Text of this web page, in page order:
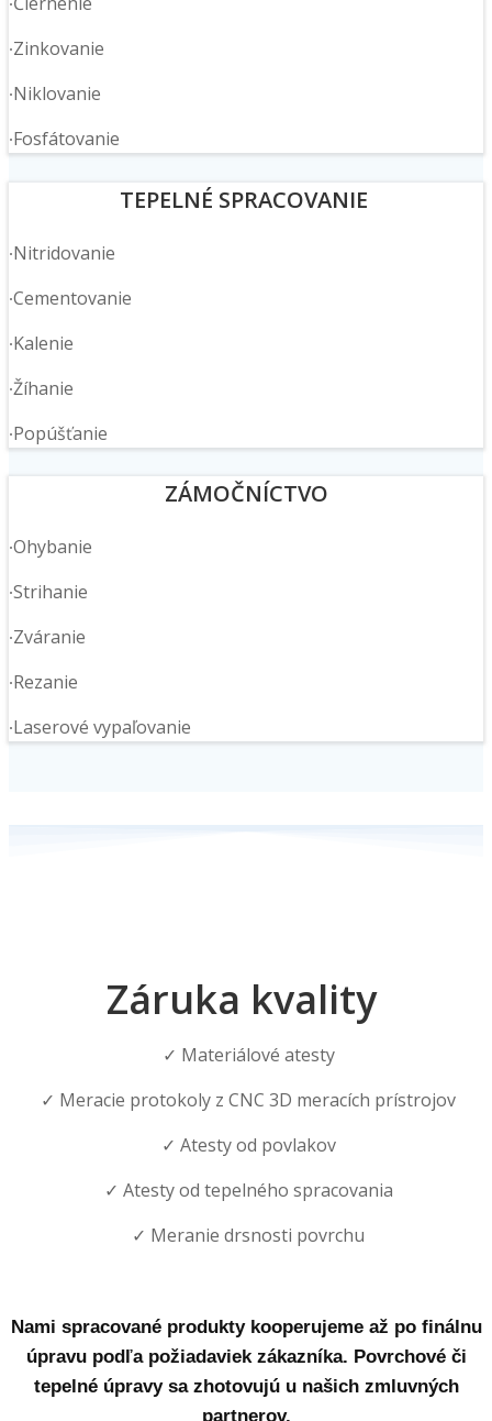
∙Zinkovanie
∙Niklovanie
∙Fosfátovanie
TEPELNÉ SPRACOVANIE
∙Nitridovanie
∙Cementovanie
∙Kalenie
∙Žíhanie
∙Popúšťanie
ZÁMOČNÍCTVO
∙Ohybanie
∙Strihanie
∙Zváranie
∙Rezanie
∙Laserové vypaľovanie
Záruka kvality
✓ Materiálové atesty
✓ Meracie protokoly z CNC 3D meracích prístrojov
✓ Atesty od povlakov
✓ Atesty od tepelného spracovania
✓ Meranie drsnosti povrchu
Nami spracované produkty kooperujeme až po finálnu
úpravu podľa požiadaviek zákazníka. Povrchové či
tepelné úpravy sa zhotovujú u našich zmluvných
partnerov.